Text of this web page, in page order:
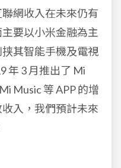
網收入在未來仍有
要以小米金融為主
其智能手機及電視
年 3 月推出了 Mi
Music 等 APP 的增
入，我們預計未來